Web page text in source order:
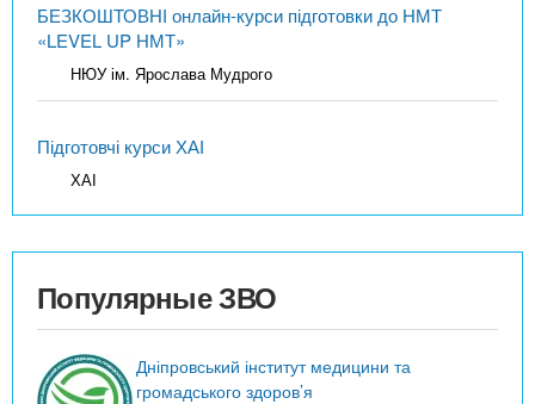
БЕЗКОШТОВНІ онлайн-курси підготовки до НМТ
«LEVEL UP НМТ»
НЮУ ім. Ярослава Мудрого
Підготовчі курси ХАІ
ХАІ
Популярные ЗВО
Дніпровський інститут медицини та
громадського здоров’я